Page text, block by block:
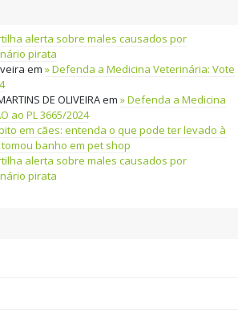
alerta sobre males causados por
pirata
em
Defenda a Medicina Veterinária: Vote
DE OLIVEIRAem
Defenda a Medicina
ao PL 3665/2024
em cães: entenda o que pode ter levado à
banho em pet shop
alerta sobre males causados por
pirata